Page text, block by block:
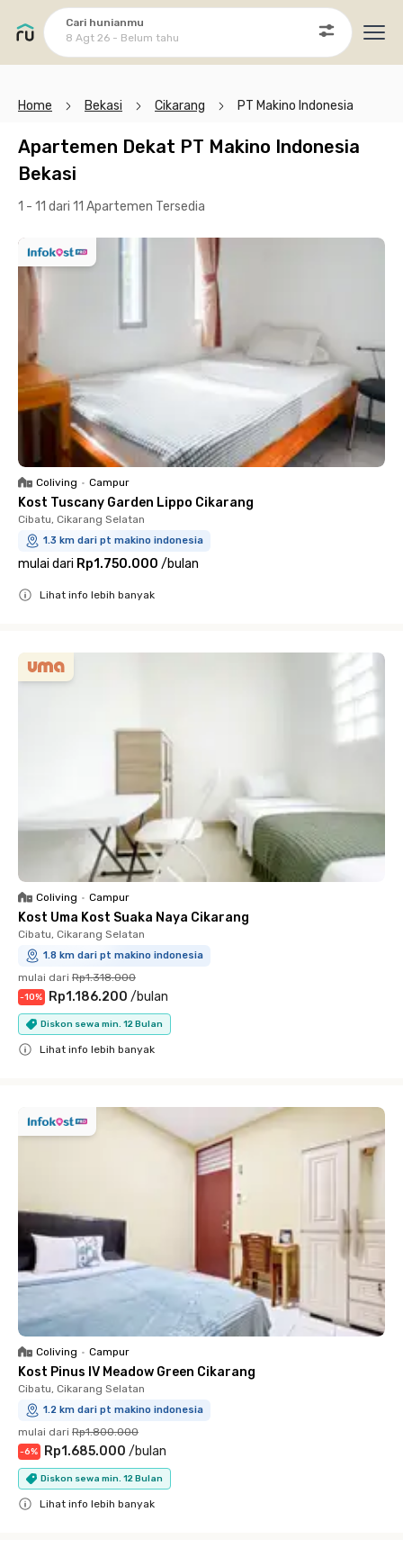
Cari hunianmu
8 Agt 26 - Belum tahu
Home Bekasi Cikarang PT Makino Indonesia
Apartemen Dekat PT Makino Indonesia
Bekasi
1 - 11 dari 11 Apartemen Tersedia
Coliving • Campur
Kost Tuscany Garden Lippo Cikarang
Cibatu, Cikarang Selatan
1.3 km dari pt makino indonesia
mulai dari Rp1.750.000 /bulan
Lihat info lebih banyak
Coliving • Campur
Kost Uma Kost Suaka Naya Cikarang
Cibatu, Cikarang Selatan
1.8 km dari pt makino indonesia
mulai dari Rp1.318.000
-10% Rp1.186.200 /bulan
Diskon sewa min. 12 Bulan
Lihat info lebih banyak
Coliving • Campur
Kost Pinus IV Meadow Green Cikarang
Cibatu, Cikarang Selatan
1.2 km dari pt makino indonesia
mulai dari Rp1.800.000
-6% Rp1.685.000 /bulan
Diskon sewa min. 12 Bulan
Lihat info lebih banyak